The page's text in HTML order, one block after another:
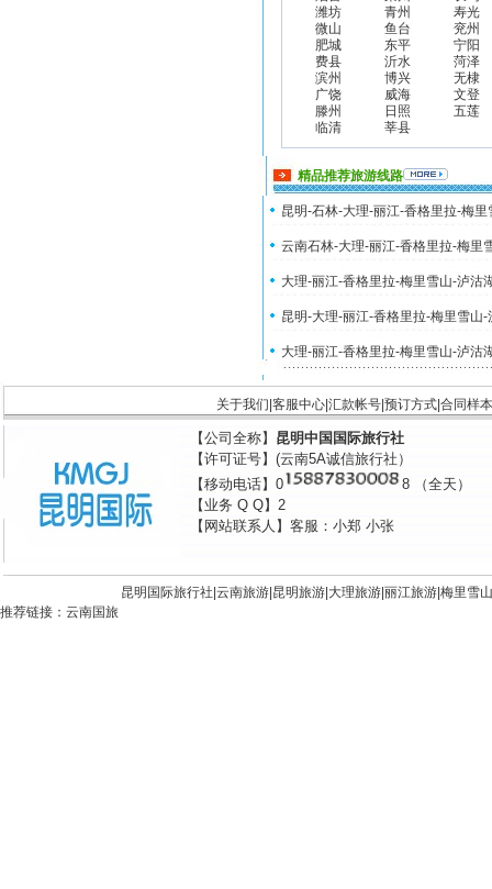
潍坊
青州
寿光
微山
鱼台
兖州
肥城
东平
宁阳
费县
沂水
菏泽
滨州
博兴
无棣
广饶
威海
文登
滕州
日照
五莲
临清
莘县
精品推荐旅游线路
昆明-石林-大理-丽江-香格里拉-梅
云南石林-大理-丽江-香格里拉-梅里
大理-丽江-香格里拉-梅里雪山-泸沽
昆明-大理-丽江-香格里拉-梅里雪山
大理-丽江-香格里拉-梅里雪山-泸沽
关于我们 客服中心 汇款帐号 预订方式 合同样本
【公司全称】 昆明中国国际旅行社
【许可证号】(云南5A诚信旅行社）
【移动电话】0
8 （全天）
【业务 Q Q】2
【网站联系人】客服：小郑 小张
昆明国际旅行社| 云南旅游 昆明旅游 大理旅游 丽江旅游 梅里雪山
推荐链接： 云南国旅